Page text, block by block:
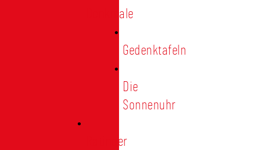
Denkmale
Gedenktafeln
Die
Sonnenuhr
Ratinger